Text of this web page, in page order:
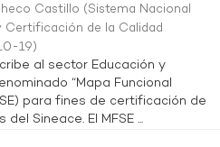
Castillo (Sistema Nacional
Certificación de la Calidad
19)
al sector Educación y
“Mapa Funcional
para fines de certificación de
Sineace. El MFSE ...